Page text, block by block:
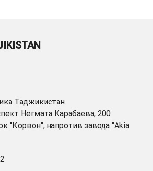
Таджикистан
Негмата Карабаева, 200
"Корвон", напротив завода "Akia